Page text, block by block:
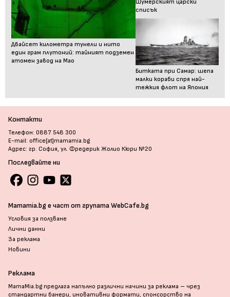
Двайсет километра тунели и нито
един грам плутоний: тайният подземен
атомен завод на Мао
Шумерският царски
списък
Битката при Самар: шепа
малки кораби спря най-
тежкия флот на Япония
Контакти
Телефон: 0887 548 300
E-mail: office[at]mamamia.bg
Адрес: гр. София, ул. Фредерик Жолио Кюри №20
Последвайте ни
Mamamia.bg е част от групата WebCafe.bg
Условия за ползване
Лични данни
За реклама
Новини
Реклама
MamaMia.bg предлага напълно различни начини за реклама – чрез
стандартни банери, иновативни формати, спонсорство на